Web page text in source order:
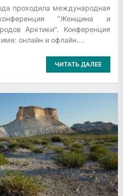
проходила международная
конференция "Женщина и
Арктики". Конференция
онлайн и офлайн....
ЧИТАТЬ ДАЛЕЕ